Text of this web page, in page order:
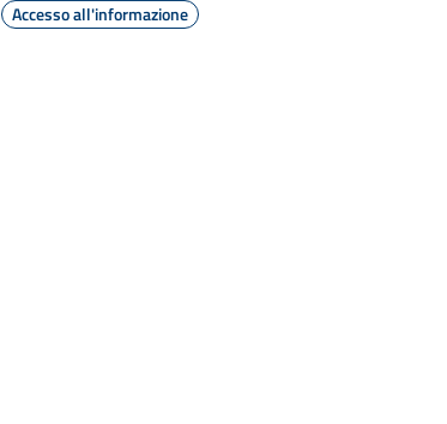
Accesso all'informazione